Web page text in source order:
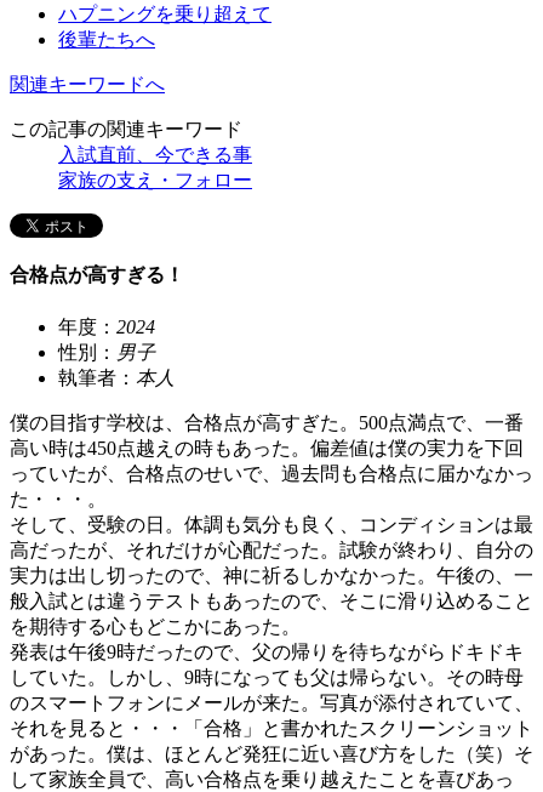
ハプニングを乗り超えて
後輩たちへ
関連キーワードへ
この記事の関連キーワード
入試直前、今できる事
家族の支え・フォロー
合格点が高すぎる！
年度： 2024
性別： 男子
執筆者： 本人
僕の目指す学校は、合格点が高すぎた。500点満点で、一番
高い時は450点越えの時もあった。偏差値は僕の実力を下回
っていたが、合格点のせいで、過去問も合格点に届かなかっ
た・・・。
そして、受験の日。体調も気分も良く、コンディションは最
高だったが、それだけが心配だった。試験が終わり、自分の
実力は出し切ったので、神に祈るしかなかった。午後の、一
般入試とは違うテストもあったので、そこに滑り込めること
を期待する心もどこかにあった。
発表は午後9時だったので、父の帰りを待ちながらドキドキ
していた。しかし、9時になっても父は帰らない。その時母
のスマートフォンにメールが来た。写真が添付されていて、
それを見ると・・・「合格」と書かれたスクリーンショット
があった。僕は、ほとんど発狂に近い喜び方をした（笑）そ
して家族全員で、高い合格点を乗り越えたことを喜びあっ